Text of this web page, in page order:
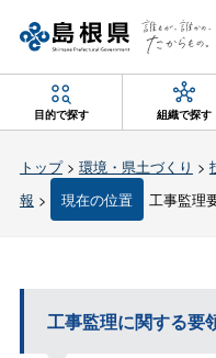
目的で探す 組織で探す
トップ> 環境・県土づくり >
報 > 現在の位置 工事監理
工事監理に関する要